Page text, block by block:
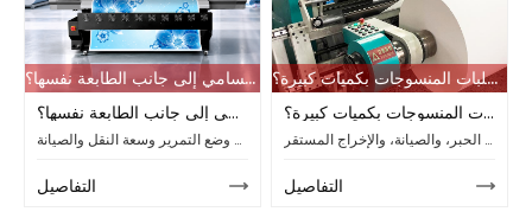
ما الذي يبطئ خط طباعة التسامي إلى جانب الطابعة نفسها؟
ما الذي يبطئ خط طباعة التسامي إلى جانب الطابعة نفسها؟
تعرف على العوامل التي تبطئ خط الطباعة بالتسامي بالإضافة إلى سرعة الطابعة، بدءًا من التجفيف وإمداد الحبر وصولاً إلى وضع التمرير وسعة النقل والصيانة.
التفاصيل
هل تستحق طابعة التسامي عالية السرعة الترقية لطلبات المنسوجات بكميات كبيرة؟
هل تستحق طابعة التسامي عالية السرعة الترقية لطلبات المنسوجات بكميات كبيرة؟
قارن بين ترقيات طابعات التسامي عالية السرعة لطلبات المنسوجات بكميات كبيرة، بما في ذلك عرض الطباعة، وسرعة المرور، وإمدادات الحبر، والصيانة، والإخراج المستقر.
التفاصيل